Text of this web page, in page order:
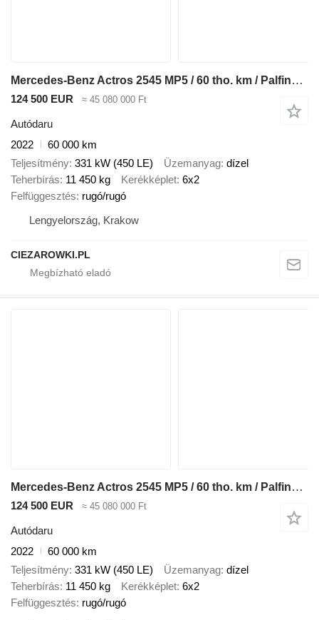
Mercedes-Benz Actros 2545 MP5 / 60 tho. km / Palfinger PK 18.001L SLD A crane
124 500 EUR ≈ 45 080 000 Ft
Autódaru
2022
60 000 km
Teljesítmény 331 kW (450 LE) Üzemanyag dízel
Teherbírás 11 450 kg Kerékképlet 6x2
Felfüggesztés rugó/rugó
Lengyelország, Krakow
CIEZAROWKI.PL
Mercedes-Benz Actros 2545 MP5 / 60 tho. km / Palfinger PK 18.001L SLD A crane
124 500 EUR ≈ 45 080 000 Ft
Autódaru
2022
60 000 km
Teljesítmény 331 kW (450 LE) Üzemanyag dízel
Teherbírás 11 450 kg Kerékképlet 6x2
Felfüggesztés rugó/rugó